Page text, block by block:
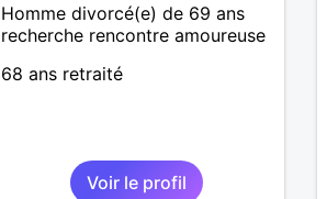
Homme divorcé(e) de 69 ans
recherche rencontre amoureuse
68 ans retraité
Voir le profil